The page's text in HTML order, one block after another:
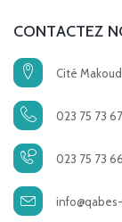
CONTACTEZ
Cité
023 75 73
023 75 73 66